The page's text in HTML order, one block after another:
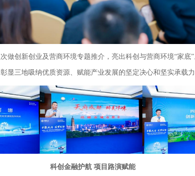
做创新创业及营商环境专题推介，亮出科创与营商环境“家底
显三地吸纳优质资源、赋能产业发展的坚定决心和坚实承载力
科创金融护航 项目路演赋能